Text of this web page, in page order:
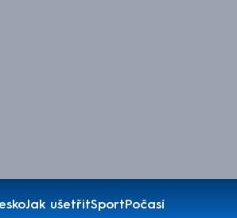
Jak ušetřitSportPočasí